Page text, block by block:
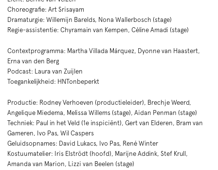
Choreografie: Art Srisayam
Dramaturgie: Willemijn Barelds, Nona Wallerbosch (stage)
Regie-assistentie: Chyramain van Kempen, Céline Amadi (stage)
Contextprogramma: Martha Villada Márquez, Dyonne van Haastert,
Erna van den Berg
Podcast: Laura van Zuijlen
Toegankelijkheid: HNTonbeperkt
Productie: Rodney Verhoeven (productieleider), Brechje Weerd,
Angelique Miedema, Melissa Willems (stage), Aidan Penman (stage)
Techniek: Paul in het Veld (1e inspiciënt), Gert van Elderen, Bram van
Gameren, Ivo Pas, Wil Caspers
Geluidsopnames: David Lukacs, Ivo Pas, René Winter
Kostuumatelier: Iris Elströdt (hoofd), Marijne Addink, Stef Krull,
Amanda van Marion, Lizzi van Beelen (stage)